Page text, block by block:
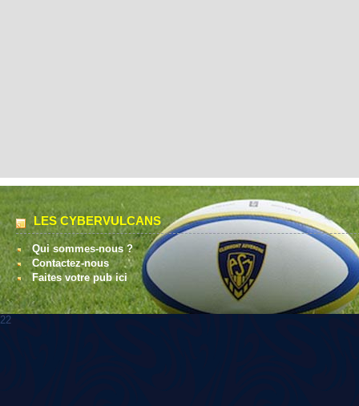
LES CYBERVULCANS
Qui sommes-nous ?
Contactez-nous
Faites votre pub ici
22